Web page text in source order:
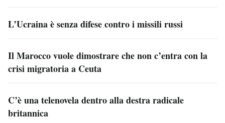
L’Ucraina è senza difese contro i missili russi
Il Marocco vuole dimostrare che non c’entra con la
crisi migratoria a Ceuta
C’è una telenovela dentro alla destra radicale
britannica